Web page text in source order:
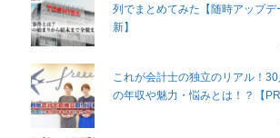
列でまとめてみた【随時アップ
新】
これが会計士の独立のリアル！
の年収や魅力・悩みとは！？【PR